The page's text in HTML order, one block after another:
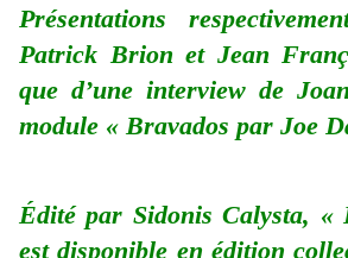
Présentations
Patrick Brion et Jean
que d’une interview de
module « Bravados par Joe
Édité par Sidonis Calysta, «
est disponible en édition